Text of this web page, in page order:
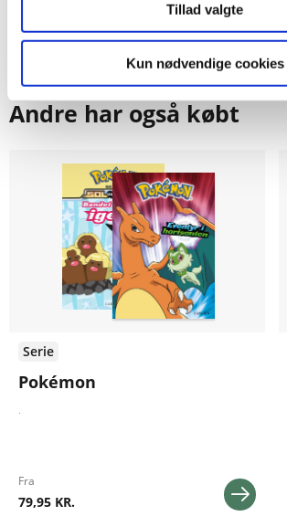
Tillad valgte
Kun nødvendige cookies
Andre har også købt
Serie
Pokémon
.
Fra
79,95 KR.